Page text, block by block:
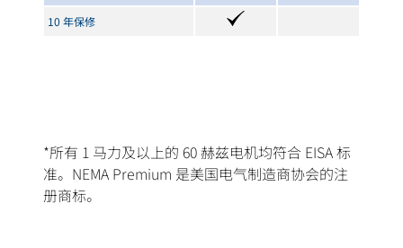
10 年保修
*所有 1 马力及以上的 60 赫兹电机均符合 EISA 标
准。NEMA Premium 是美国电气制造商协会的注
册商标。